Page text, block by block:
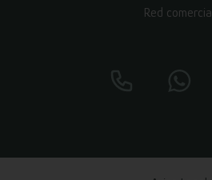
Red comercial